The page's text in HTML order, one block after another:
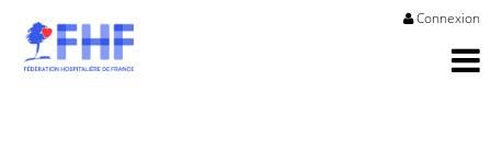
Connexion